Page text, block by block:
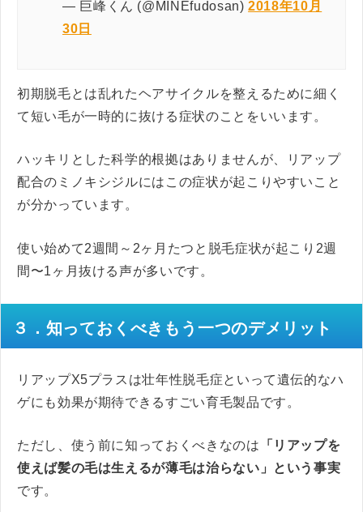
— 巨峰くん (@MINEfudosan)2018年10月
30日
初期脱毛とは乱れたヘアサイクルを整えるために細く
て短い毛が一時的に抜ける症状のことをいいます。
ハッキリとした科学的根拠はありませんが、リアップ
配合のミノキシジルにはこの症状が起こりやすいこと
が分かっています。
使い始めて2週間～2ヶ月たつと脱毛症状が起こり2週
間〜1ヶ月抜ける声が多いです。
３．知っておくべきもう一つのデメリット
リアップX5プラスは壮年性脱毛症といって遺伝的なハ
ゲにも効果が期待できるすごい育毛製品です。
ただし、使う前に知っておくべきなのは 「リアップを
使えば髪の毛は生えるが薄毛は治らない」という事実
です。